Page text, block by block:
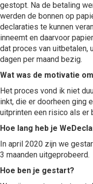
gestopt. Na de betaling
werden de bonnen op
declaraties te kunnen
inneemt en daarvoor
dat proces van uitbetalen,
dagen per maand bezig.
Wat was de motivatie
Het proces vond ik niet
inkt, die er doorheen ging
uitprinten een risico als er
Hoe lang heb je
In april 2020 zijn we
3 maanden uitgeprobeerd.
Hoe ben je gestart?